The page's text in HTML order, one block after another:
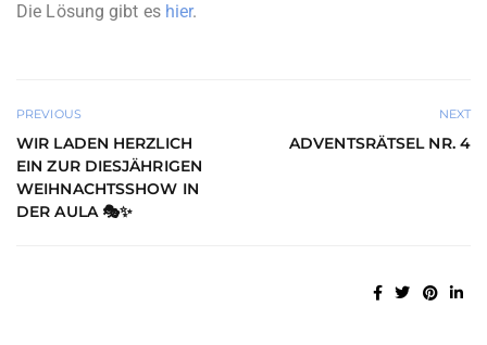
Die Lösung gibt es hier.
PREVIOUS
WIR LADEN HERZLICH
EIN ZUR DIESJÄHRIGEN
WEIHNACHTSSHOW IN
DER AULA 🎭✨
NEXT
ADVENTSRÄTSEL NR. 4